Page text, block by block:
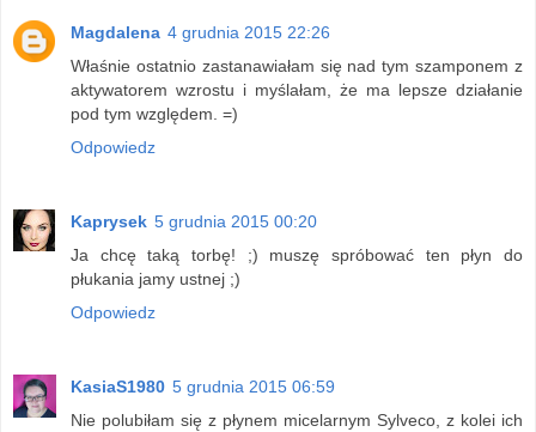
Magdalena 4 grudnia 2015 22:26
Właśnie ostatnio zastanawiałam się nad tym szamponem z
aktywatorem wzrostu i myślałam, że ma lepsze działanie
pod tym względem. =)
Odpowiedz
Kaprysek 5 grudnia 2015 00:20
Ja chcę taką torbę! ;) muszę spróbować ten płyn do
płukania jamy ustnej ;)
Odpowiedz
KasiaS1980 5 grudnia 2015 06:59
Nie polubiłam się z płynem micelarnym Sylveco, z kolei ich